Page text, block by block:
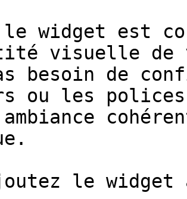
widget est
visuelle de
besoin de
ou les
le